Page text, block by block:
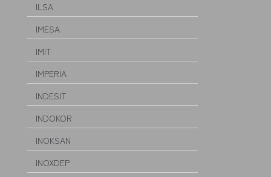
ILSA
IMESA
IMIT
IMPERIA
INDESIT
INDOKOR
INOKSAN
INOXDEP